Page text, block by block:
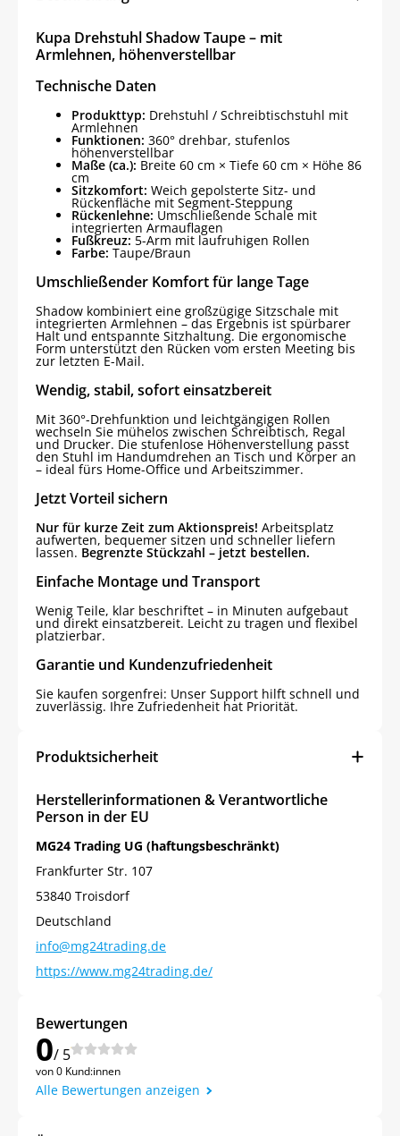
Kupa Drehstuhl Shadow Taupe – mit
Armlehnen, höhenverstellbar
Technische Daten
Produkttyp: Drehstuhl / Schreibtischstuhl mit
Armlehnen
Funktionen: 360° drehbar, stufenlos
höhenverstellbar
Maße (ca.): Breite 60 cm × Tiefe 60 cm × Höhe 86
cm
Sitzkomfort: Weich gepolsterte Sitz- und
Rückenfläche mit Segment-Steppung
Rückenlehne: Umschließende Schale mit
integrierten Armauflagen
Fußkreuz: 5-Arm mit laufruhigen Rollen
Farbe: Taupe/Braun
Umschließender Komfort für lange Tage
Shadow kombiniert eine großzügige Sitzschale mit
integrierten Armlehnen – das Ergebnis ist spürbarer
Halt und entspannte Sitzhaltung. Die ergonomische
Form unterstützt den Rücken vom ersten Meeting bis
zur letzten E-Mail.
Wendig, stabil, sofort einsatzbereit
Mit 360°-Drehfunktion und leichtgängigen Rollen
wechseln Sie mühelos zwischen Schreibtisch, Regal
und Drucker. Die stufenlose Höhenverstellung passt
den Stuhl im Handumdrehen an Tisch und Körper an
– ideal fürs Home-Office und Arbeitszimmer.
Jetzt Vorteil sichern
Nur für kurze Zeit zum Aktionspreis! Arbeitsplatz
aufwerten, bequemer sitzen und schneller liefern
lassen. Begrenzte Stückzahl – jetzt bestellen.
Einfache Montage und Transport
Wenig Teile, klar beschriftet – in Minuten aufgebaut
und direkt einsatzbereit. Leicht zu tragen und flexibel
platzierbar.
Garantie und Kundenzufriedenheit
Sie kaufen sorgenfrei: Unser Support hilft schnell und
zuverlässig. Ihre Zufriedenheit hat Priorität.
Produktsicherheit
Herstellerinformationen & Verantwortliche
Person in der EU
MG24 Trading UG (haftungsbeschränkt)
Frankfurter Str. 107
53840 Troisdorf
Deutschland
info@mg24trading.de
https://www.mg24trading.de/
Bewertungen
0/ 5
von 0 Kund:innen
Alle Bewertungen anzeigen